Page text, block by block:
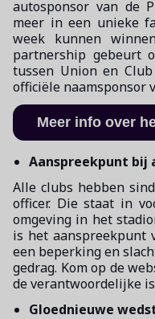
autosponsor van de
meer in een unieke
week kunnen
partnership gebeurt
tussen Union en
officiële naamsponsor
Aanspreekpunt bij
Alle clubs hebben
officer. Die staat in
omgeving in het
is het aanspreekpunt
een beperking en
gedrag. Kom op de
de verantwoordelijke
Gloednieuwe